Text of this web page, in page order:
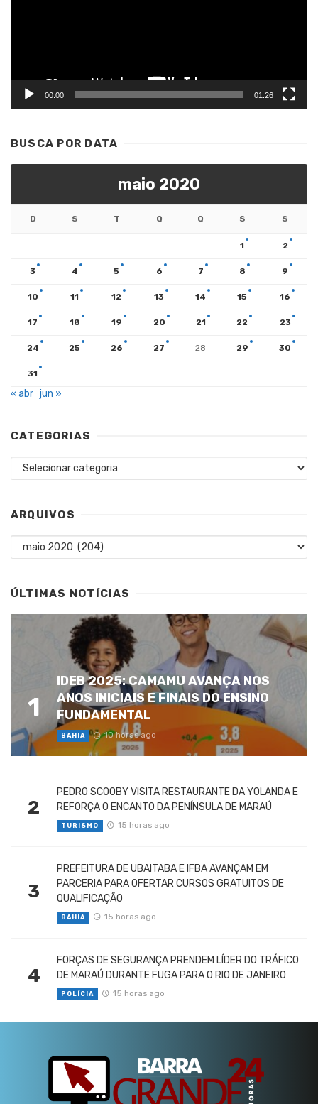
00:00 01:26
BUSCA POR DATA
maio 2020
D S T Q Q S S
1 2
3 4 5 6 7 8 9
10 11 12 13 14 15 16
17 18 19 20 21 22 23
24 25 26 27 28 29 30
31
« abr jun »
CATEGORIAS
Categorias
ARQUIVOS
Arquivos
ÚLTIMAS NOTÍCIAS
1
IDEB 2025: CAMAMU AVANÇA NOS
ANOS INICIAIS E FINAIS DO ENSINO
FUNDAMENTAL
BAHIA 10 horas ago
2
PEDRO SCOOBY VISITA RESTAURANTE DA YOLANDA E
REFORÇA O ENCANTO DA PENÍNSULA DE MARAÚ
TURISMO 15 horas ago
3
PREFEITURA DE UBAITABA E IFBA AVANÇAM EM
PARCERIA PARA OFERTAR CURSOS GRATUITOS DE
QUALIFICAÇÃO
BAHIA 15 horas ago
4
FORÇAS DE SEGURANÇA PRENDEM LÍDER DO TRÁFICO
DE MARAÚ DURANTE FUGA PARA O RIO DE JANEIRO
POLÍCIA 15 horas ago